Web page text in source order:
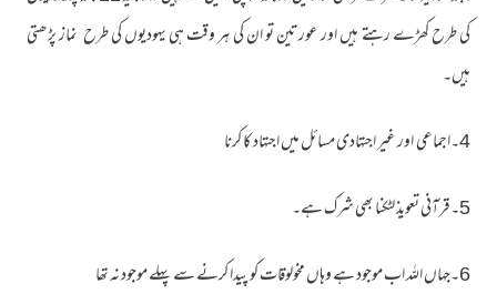
کی طرح کھڑے رہتے ہیں اور عورتین تو ان کی ہر وقت ہی یہودیوں کی طرح نماز پڑھتی
ہیں۔
4۔اجماعی اور غیر اجتہادی مسائل میں اجتہاد کا کرنا
5۔قرآنی تعویذ لٹکنا بھی شرک ہے۔
6۔جہاں اللہ اب موجود ہے وہاں مخولوقات کو پیدا کرنے سے پہلے موجود نہ تھا